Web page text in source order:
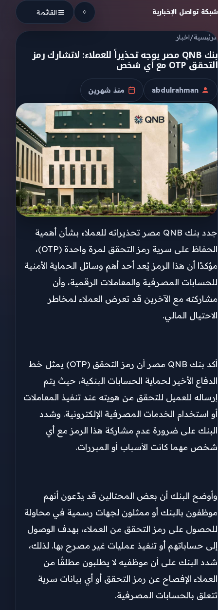
Skip to content
شبكة تواصل الإخبارية القائمة
الرئيسية/اخبار
بنك QNB مصر يوجه تحذيراً للعملاء: لاتشارك رمز
التحقق OTP مع أي شخص
الكاتب
abdulrahman
تاريخ النشر
منذ شهرين
جدد بنك QNB مصر تحذيراته للعملاء بشأن أهمية
الحفاظ على سرية رمز التحقق لمرة واحدة (OTP)،
مؤكدًا أن هذا الرمز يُعد أحد أهم وسائل الحماية الأمنية
للحسابات المصرفية والمعاملات الرقمية، وأن
مشاركته مع الآخرين قد تعرض العملاء لمخاطر
الاحتيال المالي.
أكد بنك QNB مصر أن رمز التحقق (OTP) يمثل خط
الدفاع الأخير لحماية الحسابات البنكية، حيث يتم
إرساله للعميل للتحقق من هويته عند تنفيذ المعاملات
أو استخدام الخدمات المصرفية الإلكترونية. وشدد
البنك على ضرورة عدم مشاركة هذا الرمز مع أي
شخص مهما كانت الأسباب أو المبررات.
وأوضح البنك أن بعض المحتالين قد يدّعون أنهم
موظفون بالبنك أو ممثلون لجهات رسمية في محاولة
للحصول على رمز التحقق من العملاء، بهدف الوصول
إلى حساباتهم أو تنفيذ عمليات غير مصرح بها. لذلك،
شدد البنك على أن موظفيه لا يطلبون مطلقًا من
العملاء الإفصاح عن رمز التحقق أو أي بيانات سرية
تتعلق بالحسابات المصرفية.